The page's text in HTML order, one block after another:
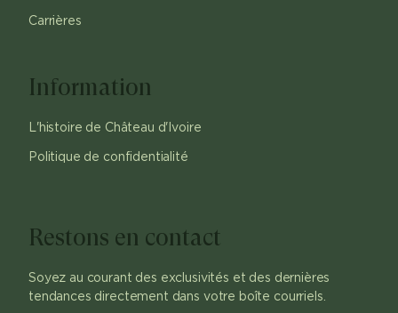
Carrières
Information
L'histoire de Château d'Ivoire
Politique de confidentialité
Restons en contact
Soyez au courant des exclusivités et des dernières
tendances directement dans votre boîte courriels.